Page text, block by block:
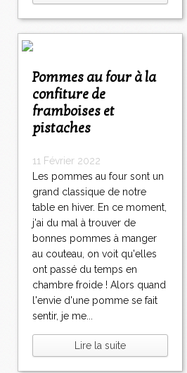
Pommes au four à la
confiture de
framboises et
pistaches
11 Février 2022
Les pommes au four sont un
grand classique de notre
table en hiver. En ce moment,
j'ai du mal à trouver de
bonnes pommes à manger
au couteau, on voit qu'elles
ont passé du temps en
chambre froide ! Alors quand
l'envie d'une pomme se fait
sentir, je me...
Lire la suite